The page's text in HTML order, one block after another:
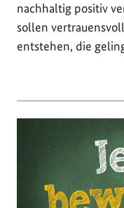
nachhaltig positiv
sollen
entstehen, die